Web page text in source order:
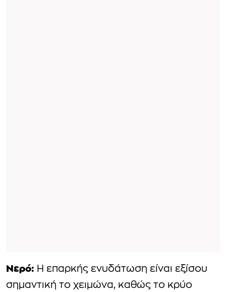
Νερό: Η επαρκής ενυδάτωση είναι εξίσου
σημαντική το χειμώνα, καθώς το κρύο